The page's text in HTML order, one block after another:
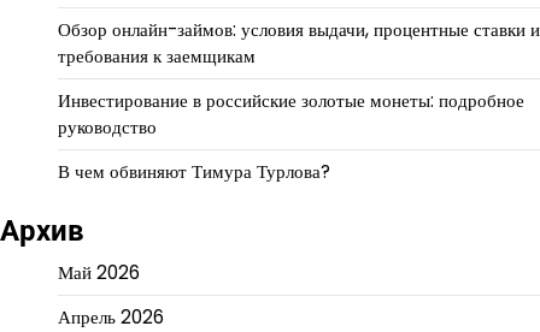
Обзор онлайн-займов: условия выдачи, процентные ставки и
требования к заемщикам
Инвестирование в российские золотые монеты: подробное
руководство
В чем обвиняют Тимура Турлова?
Архив
Май 2026
Апрель 2026